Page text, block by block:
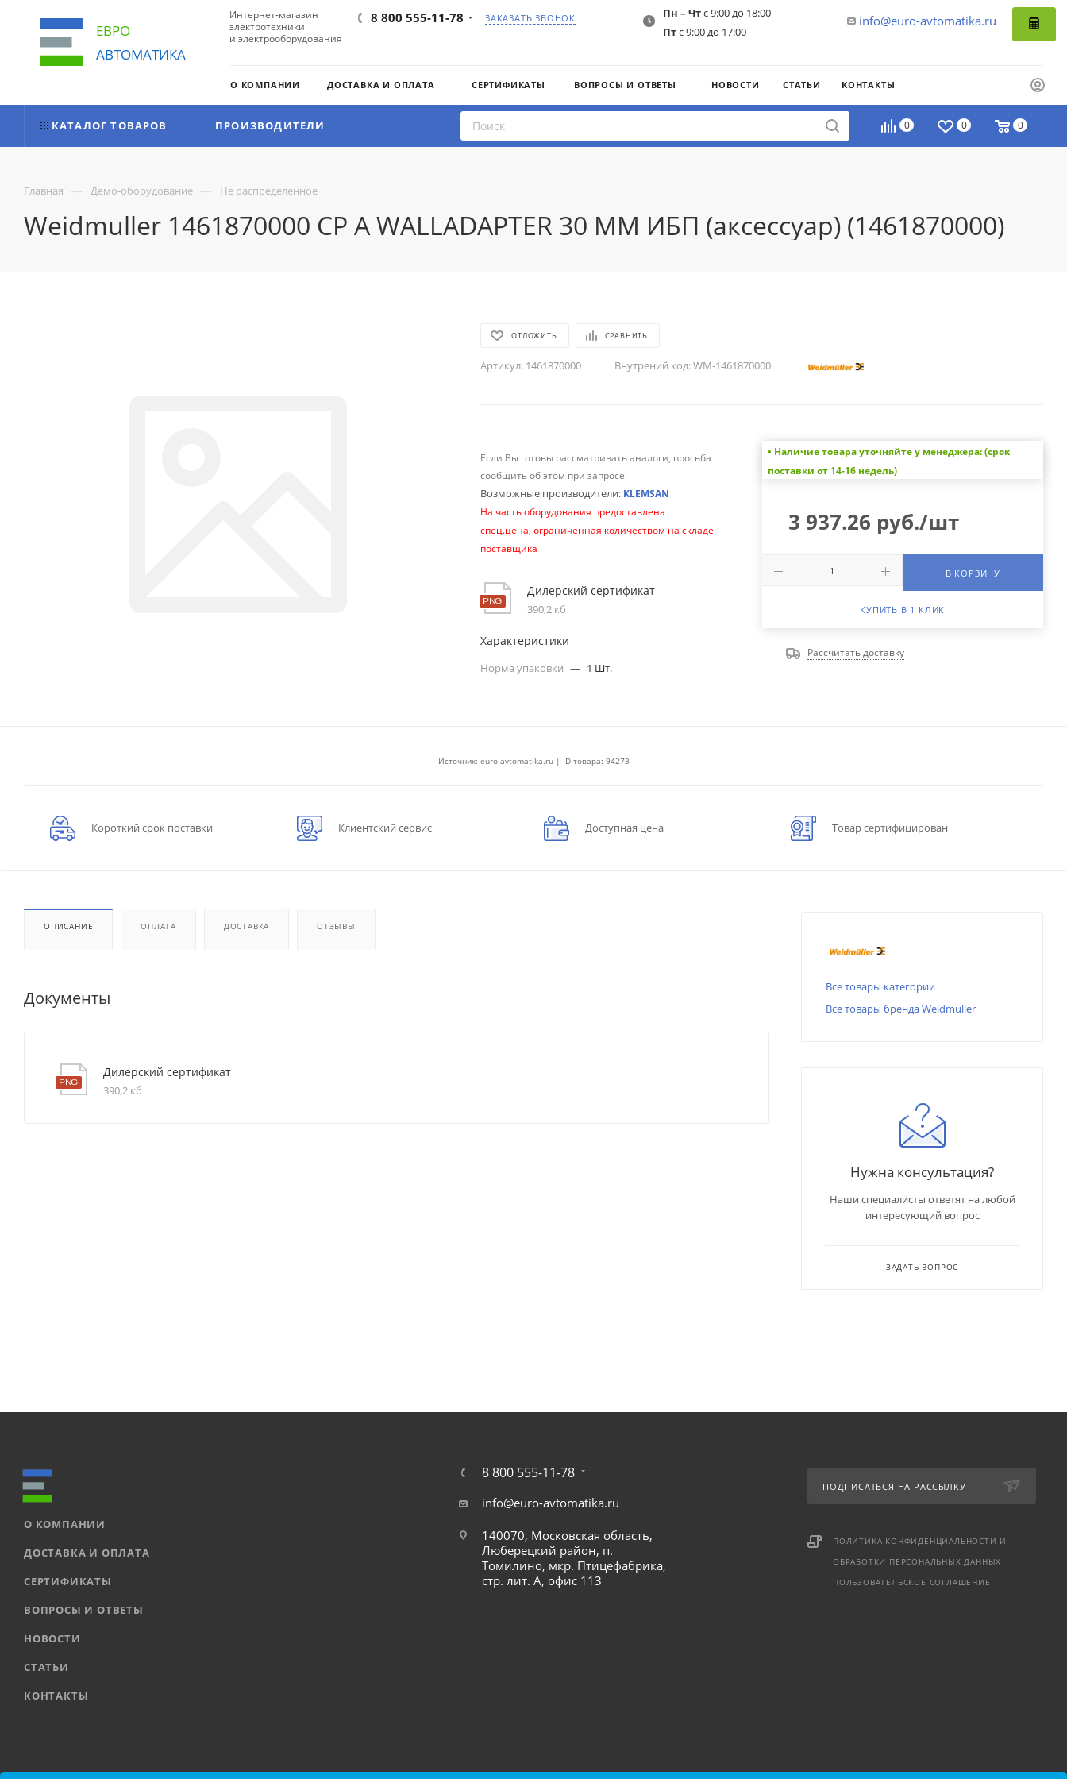
ЕВРО
АВТОМАТИКА
Интернет-магазин
электротехники
и электрооборудования
8 800 555-11-78 ЗАКАЗАТЬ ЗВОНОК info@euro-avtomatika.ru
Пн – Чтс 9:00 до 18:00
Птс 9:00 до 17:00
О КОМПАНИИ ДОСТАВКА И ОПЛАТА СЕРТИФИКАТЫ ВОПРОСЫ И ОТВЕТЫ НОВОСТИ СТАТЬИ КОНТАКТЫ
0 0 0
КАТАЛОГ ТОВАРОВ ПРОИЗВОДИТЕЛИ
Главная — Демо-оборудование — Не распределенное
Weidmuller 1461870000 CP A WALLADAPTER 30 MM ИБП (аксессуар) (1461870000)
ОТЛОЖИТЬ СРАВНИТЬ
Артикул: 1461870000 Внутрений код:WM-1461870000
Если Вы готовы рассматривать аналоги, просьба
сообщить об этом при запросе.
Возможные производители: KLEMSAN
На часть оборудования предоставлена
спец.цена, ограниченная количеством на складе
поставщика
Дилерский сертификат
390,2 кб
Характеристики
Норма упаковки — 1 Шт.
• Наличие товара уточняйте у менеджера: (срок
поставки от 14-16 недель)
3 937.26 руб./шт
В КОРЗИНУ
КУПИТЬ В 1 КЛИК
Рассчитать доставку
Источник: euro-avtomatika.ru | ID товара: 94273
Короткий срок поставки Клиентский сервис Доступная цена Товар сертифицирован
ОПИСАНИЕ ОПЛАТА ДОСТАВКА ОТЗЫВЫ
Документы
Дилерский сертификат
390,2 кб
Все товары категории
Все товары бренда Weidmuller
Нужна консультация?
Наши специалисты ответят на любой
интересующий вопрос
ЗАДАТЬ ВОПРОС
О КОМПАНИИ
ДОСТАВКА И ОПЛАТА
СЕРТИФИКАТЫ
ВОПРОСЫ И ОТВЕТЫ
НОВОСТИ
СТАТЬИ
КОНТАКТЫ
8 800 555-11-78
info@euro-avtomatika.ru
140070, Московская область,
Люберецкий район, п.
Томилино, мкр. Птицефабрика,
стр. лит. А, офис 113
ПОДПИСАТЬСЯ НА РАССЫЛКУ
ПОЛИТИКА КОНФИДЕНЦИАЛЬНОСТИ И
ОБРАБОТКИ ПЕРСОНАЛЬНЫХ ДАННЫХ
ПОЛЬЗОВАТЕЛЬСКОЕ СОГЛАШЕНИЕ